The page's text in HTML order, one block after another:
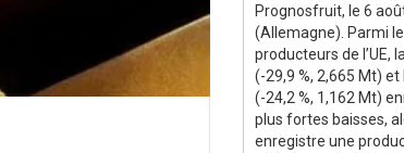
record), et de 7,2 % par rapport
moyenne quinquennale.
la pomme de terre de
la surface est estimée à
Prognosfruit, le 6
(Allemagne). Parmi
producteurs de l’UE,
(-29,9 %, 2,665 Mt) et
(-24,2 %, 1,162 Mt)
plus fortes baisses,
enregistre une